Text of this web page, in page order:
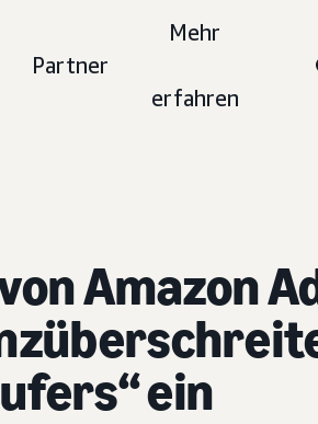
Partner
Mehr
erfahren
Amazon
ein